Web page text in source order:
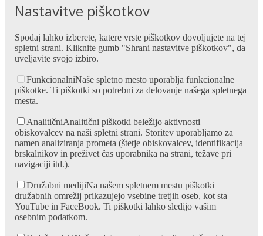
Nastavitve piškotkov
Spodaj lahko izberete, katere vrste piškotkov dovoljujete na tej
spletni strani. Kliknite gumb "Shrani nastavitve piškotkov", da
uveljavite svojo izbiro.
FunkcionalniNaše spletno mesto uporablja funkcionalne
piškotke. Ti piškotki so potrebni za delovanje našega spletnega
mesta.
AnalitičniAnalitični piškotki beležijo aktivnosti
obiskovalcev na naši spletni strani. Storitev uporabljamo za
namen analiziranja prometa (štetje obiskovalcev, identifikacija
brskalnikov in preživet čas uporabnika na strani, težave pri
navigaciji itd.).
Družabni medijiNa našem spletnem mestu piškotki
družabnih omrežij prikazujejo vsebine tretjih oseb, kot sta
YouTube in FaceBook. Ti piškotki lahko sledijo vašim
osebnim podatkom.